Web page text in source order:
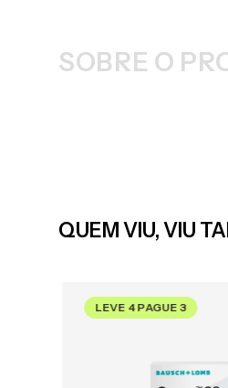
SOBRE O
QUEM VIU, VIU
LEVE 4 PAGUE 3